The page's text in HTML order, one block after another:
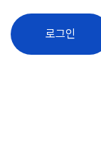
로그인